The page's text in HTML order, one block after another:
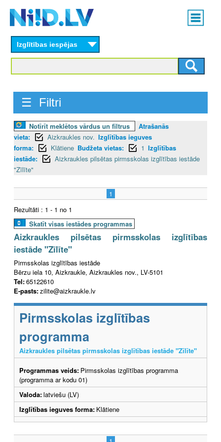
content
Main
menu
Izglītības iespējas
☰ Filtri
Notīrīt meklētos vārdus un filtrus
Atrašanās
vieta:
Aizkraukles nov. Izglītības ieguves
forma:
Klātiene Budžeta vietas: 1 Izglītības
iestāde:
Aizkraukles pilsētas pirmsskolas izglītības iestāde
"Zīlīte"
1
Rezultāti : 1 - 1 no 1
Skatīt visas iestādes programmas
Aizkraukles pilsētas pirmsskolas izglītības
iestāde "Zīlīte"
Pirmsskolas izglītības iestāde
Bērzu iela 10, Aizkraukle, Aizkraukles nov., LV-5101
Tel:65122610
E-pasts:zilite@aizkraukle.lv
Pirmsskolas izglītības
programma
Aizkraukles pilsētas pirmsskolas izglītības iestāde "Zīlīte"
Programmas veids: Pirmsskolas izglītības programma
(programma ar kodu 01)
Valoda:latviešu (LV)
Izglītības ieguves forma: Klātiene